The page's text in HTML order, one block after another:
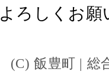
ろしくお
(C) 飯豊町 |